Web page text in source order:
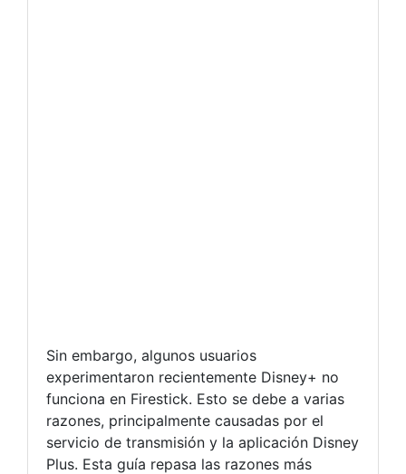
Sin embargo, algunos usuarios
experimentaron recientemente Disney+ no
funciona en Firestick. Esto se debe a varias
razones, principalmente causadas por el
servicio de transmisión y la aplicación Disney
Plus. Esta guía repasa las razones más